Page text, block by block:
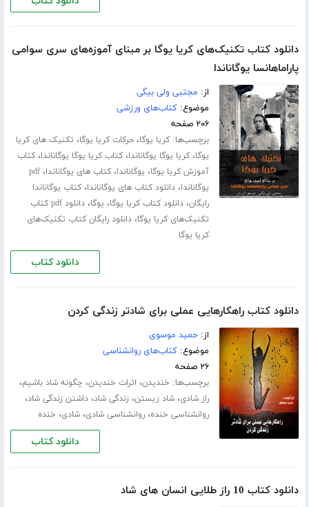
دانلود کتاب تکنیک‌های کریا یوگا بر مبنای آموزه‌های سری سوامی
پاراماهانسا یوگاناندا
از: مجتبی ولی بیگی
موضوع:کتاب‌های ورزشی
۲۰۶ صفحه
برچسب‌ها:کریا یوگا،حرکات کریا یوگا، تکنیک های کریا
یوگا،کریا یوگا یوگاناندا،کتاب کریا یوگا یوگاناندا،کتاب
آموزش کریا یوگا، یوگاناندا،کتاب های یوگاناندا،pdf
یوگاناندا،دانلود کتاب های یوگاناندا،کتاب یوگاناندا
رایگان،دانلود کتاب کریا یوگا، یوگا،
دانلود pdf کتاب
تکنیک‌های کریا یوگا،دانلود رایگان کتاب تکنیک‌های
کریا یوگا
دانلود کتاب
دانلود کتاب راهکارهایی عملی برای شادتر زندگی کردن
از:حمید موسوی
موضوع:کتاب‌های روانشناسی
۲۶ صفحه
برچسب‌ها: خندیدن، اثرات خندیدن، چگونه شاد باشیم،
راز شادی،شاد زیستن، زندگی شاد،داشتن زندگی شاد،
روانشناسی خنده،روانشناسی شادی،شادی، خنده
دانلود کتاب
دانلود کتاب 10 راز طلایی انسان های شاد